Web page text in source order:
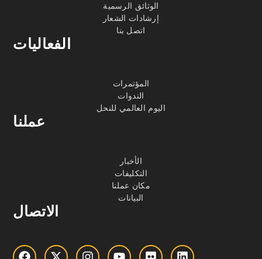
الوثائق الرسمية
إرشادات الشعار
اتصل بنا
الفعاليات
المؤتمرات
الندوات
اليوم العالمي للنحل
عملنا
الأخبار
التكليفات
مكان عملنا
البيانات
الاتصال